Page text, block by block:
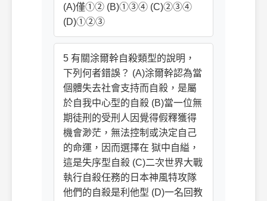
(A)僅①② (B)①③④ (C)②③④
(D)①②③
5 有關涂爾幹自殺類型的說明，
下列何者錯誤？ (A)涂爾幹認為當
個體失去社會支持而自殺，是屬
於自我中心型的自殺 (B)當一位無
期徒刑的受刑人因覺得假釋獲得
機會渺茫，無法控制或決定自己
的命運，因而選擇在 獄中自縊，
這是失序型自殺 (C)二次世界大戰
執行自殺任務的日本神風特攻隊
他們的自殺是利他型 (D)一名回教